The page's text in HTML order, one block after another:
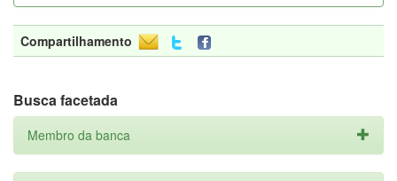
Compartilhamento
Busca facetada
Membro da banca